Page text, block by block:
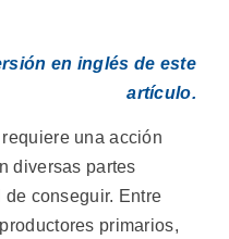
en inglés de este
artículo.
una acción
diversas partes
conseguir. Entre
primarios,